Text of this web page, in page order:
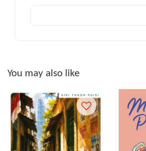
You may also like